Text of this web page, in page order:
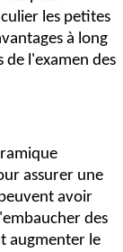
les petites
à long
l'examen des
assurer une
avoir
des
augmenter le